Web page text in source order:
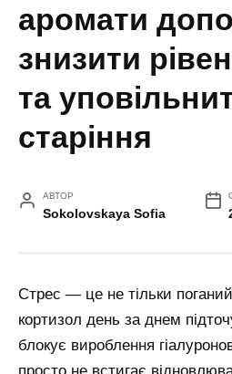
аромати
знизити
та
старіння
АВТОР
Sokolovskaya Sofia
Стрес — це не тільки
кортизол день за днем
блокує вироблення